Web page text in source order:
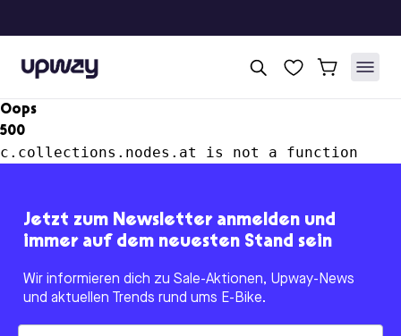
Upway
Oops
500
c.collections.nodes.at is not a function
Jetzt zum Newsletter anmelden und
immer auf dem neuesten Stand sein
Wir informieren dich zu Sale-Aktionen, Upway-News
und aktuellen Trends rund ums E-Bike.